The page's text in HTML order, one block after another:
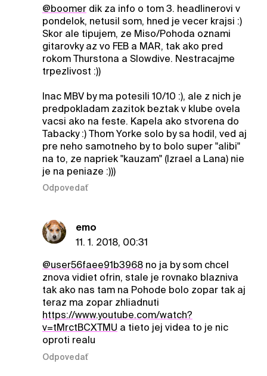
@boomerdik za info o tom 3. headlinerovi v
pondelok, netusil som, hned je vecer krajsi :)
Skor ale tipujem, ze Miso/Pohoda oznami
gitarovky az vo FEB a MAR, tak ako pred
rokom Thurstona a Slowdive. Nestracajme
trpezlivost :))
Inac MBV by ma potesili 10/10 :), ale z nich je
predpokladam zazitok beztak v klube ovela
vacsi ako na feste. Kapela ako stvorena do
Tabacky :) Thom Yorke solo by sa hodil, ved aj
pre neho samotneho by to bolo super "alibi"
na to, ze napriek "kauzam" (Izrael a Lana) nie
je na peniaze :)))
Odpovedať
emo
11. 1. 2018, 00:31
@user56faee91b3968no ja by som chcel
znova vidiet ofrin, stale je rovnako blazniva
tak ako nas tam na Pohode bolo zopar tak aj
teraz ma zopar zhliadnuti
https://www.youtube.com/watch?
v=tMrctBCXTMU a tieto jej videa to je nic
oproti realu
Odpovedať